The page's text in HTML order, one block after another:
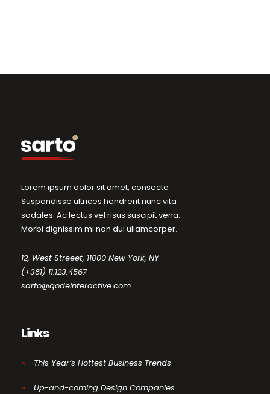
Lorem ipsum dolor sit amet, consecte
Suspendisse ultrices hendrerit nunc vita
sodales. Ac lectus vel risus suscipit vena.
Morbi dignissim mi non dui ullamcorper.
12, West Streeet, 11000 New York, NY
(+381) 11.123.4567
sarto@qodeinteractive.com
Links
This Year’s Hottest Business Trends
Up-and-coming Design Companies